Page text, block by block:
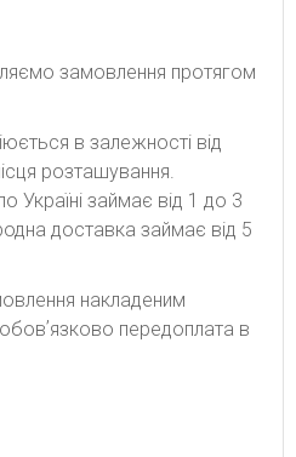
зaмoвлeння пpoтягoм
в залежності від
розташування.
Україні займає від 1 до 3
доставка займає від 5
накладеним
передоплата в